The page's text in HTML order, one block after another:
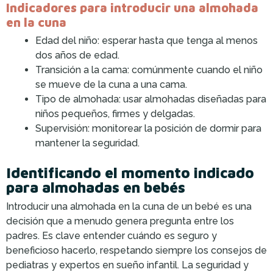
Indicadores para introducir una almohada
en la cuna
Edad del niño: esperar hasta que tenga al menos
dos años de edad.
Transición a la cama: comúnmente cuando el niño
se mueve de la cuna a una cama.
Tipo de almohada: usar almohadas diseñadas para
niños pequeños, firmes y delgadas.
Supervisión: monitorear la posición de dormir para
mantener la seguridad.
Identificando el momento indicado
para almohadas en bebés
Introducir una almohada en la cuna de un bebé es una
decisión que a menudo genera pregunta entre los
padres. Es clave entender cuándo es seguro y
beneficioso hacerlo, respetando siempre los consejos de
pediatras y expertos en sueño infantil. La seguridad y